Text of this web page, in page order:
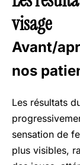
visage
Avant/
nos
Les résultats
sensation de
plus visibles,